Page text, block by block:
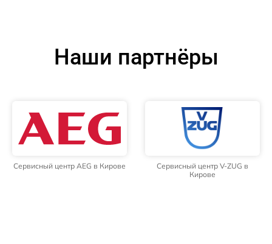
Наши партнёры
Сервисный центр AEG в Кирове
Сервисный центр V-ZUG в
Кирове